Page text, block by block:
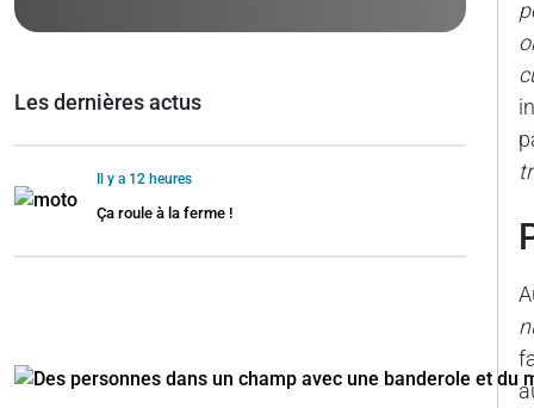
Les dernières actus
Il y a 12 heures
Ça roule à la ferme !